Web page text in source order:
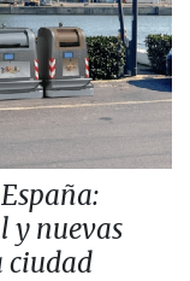
y nuevas
ciudad